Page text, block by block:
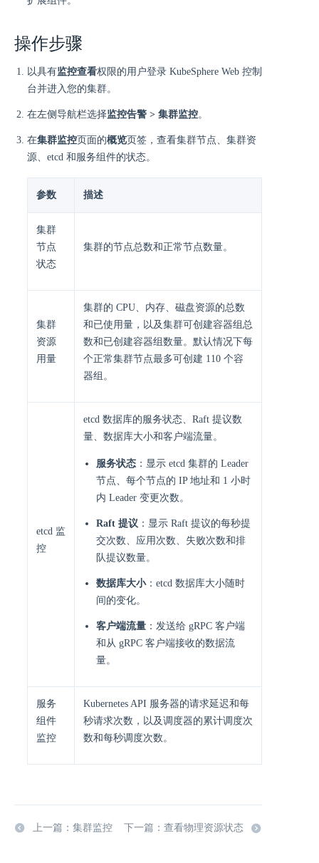
操作步骤
以具有监控查看权限的用户登录 KubeSphere Web 控制
台并进入您的集群。
在左侧导航栏选择监控告警 > 集群监控。
在集群监控页面的概览页签，查看集群节点、集群资
源、etcd 和服务组件的状态。
参数 描述
集群
节点
状态
集群的节点总数和正常节点数量。
集群
资源
用量
集群的 CPU、内存、磁盘资源的总数
和已使用量，以及集群可创建容器组总
数和已创建容器组数量。默认情况下每
个正常集群节点最多可创建 110 个容
器组。
etcd 监
控
etcd 数据库的服务状态、Raft 提议数
量、数据库大小和客户端流量。
服务状态 ：显示 etcd 集群的 Leader
节点、每个节点的 IP 地址和 1 小时
内 Leader 变更次数。
Raft 提议 ：显示 Raft 提议的每秒提
交次数、应用次数、失败次数和排
队提议数量。
数据库大小：etcd 数据库大小随时
间的变化。
客户端流量 ：发送给 gRPC 客户端
和从 gRPC 客户端接收的数据流
量。
服务
组件
监控
Kubernetes API 服务器的请求延迟和每
秒请求次数，以及调度器的累计调度次
数和每秒调度次数。
上一篇：集群监控 下一篇：查看物理资源状态